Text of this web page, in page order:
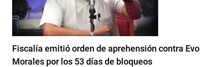
Fiscalía emitió orden de aprehensión contra Evo
Morales por los 53 días de bloqueos